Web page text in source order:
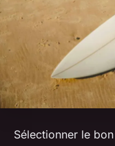
Sélectionner le